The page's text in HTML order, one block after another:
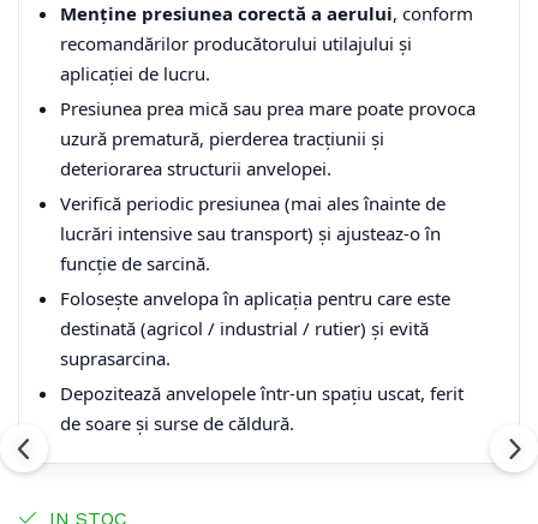
Menține presiunea corectă a aerului, conform
recomandărilor producătorului utilajului și
aplicației de lucru.
Presiunea prea mică sau prea mare poate provoca
uzură prematură, pierderea tracțiunii și
deteriorarea structurii anvelopei.
Verifică periodic presiunea (mai ales înainte de
lucrări intensive sau transport) și ajusteaz-o în
funcție de sarcină.
Folosește anvelopa în aplicația pentru care este
destinată (agricol / industrial / rutier) și evită
suprasarcina.
Depozitează anvelopele într-un spațiu uscat, ferit
de soare și surse de căldură.
IN STOC